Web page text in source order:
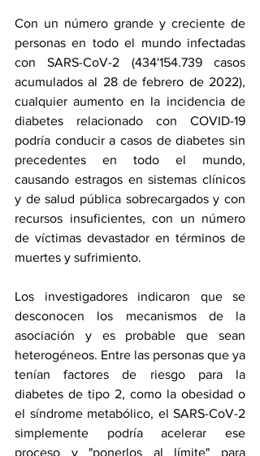
Con un número grande y creciente de
personas en todo el mundo infectadas
con SARS-CoV-2 (434'154.739 casos
acumulados al 28 de febrero de 2022),
cualquier aumento en la incidencia de
diabetes relacionado con COVID-19
podría conducir a casos de diabetes sin
precedentes en todo el mundo,
causando estragos en sistemas clínicos
y de salud pública sobrecargados y con
recursos insuficientes, con un número
de víctimas devastador en términos de
muertes y sufrimiento.
Los investigadores indicaron que se
desconocen los mecanismos de la
asociación y es probable que sean
heterogéneos. Entre las personas que ya
tenían factores de riesgo para la
diabetes de tipo 2, como la obesidad o
el síndrome metabólico, el SARS-CoV-2
simplemente podría acelerar ese
proceso y "ponerlos al límite" para